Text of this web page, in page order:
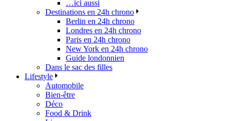
…ici aussi
Destinations en 24h chrono
Berlin en 24h chrono
Londres en 24h chrono
Paris en 24h chrono
New York en 24h chrono
Guide londonnien
Dans le sac des filles
Lifestyle
Automobile
Bien-être
Déco
Food & Drink